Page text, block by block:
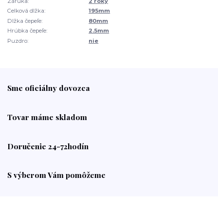
Celková dlžka:
195mm
Dlžka čepeľe:
80mm
Hrúbka čepeľe:
2.5mm
Puzdro:
nie
Sme oficiálny dovozca
Tovar máme skladom
Doručenie 24-72hodín
S výberom Vám pomôžeme